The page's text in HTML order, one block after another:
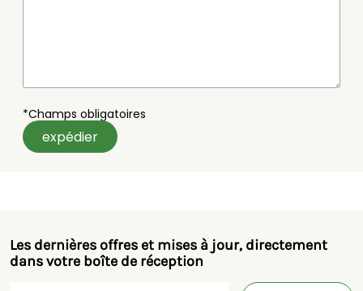
*Champs obligatoires
expédier
Les dernières offres et mises à jour, directement
dans votre boîte de réception